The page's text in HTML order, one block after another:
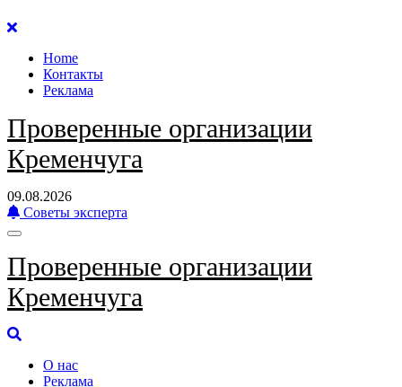
Перейти
содержанию
Home
Контакты
Реклама
Проверенные организации
Кременчуга
09.08.2026
Советы эксперта
Проверенные организации
Кременчуга
О нас
Реклама